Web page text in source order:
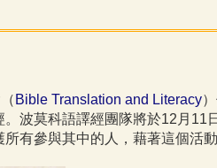
Bible Translation and Literacy
波莫科語譯經團隊將於12月
有參與其中的人，藉著這個活動